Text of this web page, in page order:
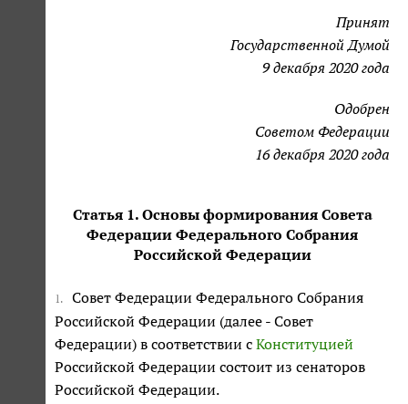
Принят
Государственной Думой
9 декабря 2020 года
Одобрен
Советом Федерации
16 декабря 2020 года
Статья 1. Основы формирования Совета
Федерации Федерального Собрания
Российской Федерации
1.
Совет Федерации Федерального Собрания
Российской Федерации (далее - Совет
Федерации) в соответствии с Конституцией
Российской Федерации состоит из сенаторов
Российской Федерации.